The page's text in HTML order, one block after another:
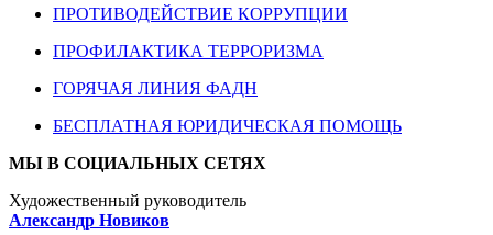
ПРОТИВОДЕЙСТВИЕ КОРРУПЦИИ
ПРОФИЛАКТИКА ТЕРРОРИЗМА
ГОРЯЧАЯ ЛИНИЯ ФАДН
БЕСПЛАТНАЯ ЮРИДИЧЕСКАЯ ПОМОЩЬ
МЫ В СОЦИАЛЬНЫХ СЕТЯХ
Художественный руководитель
Александр Новиков